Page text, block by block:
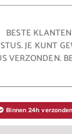
BESTE
JE KUNT
VERZONDEN.
Binnen 24h